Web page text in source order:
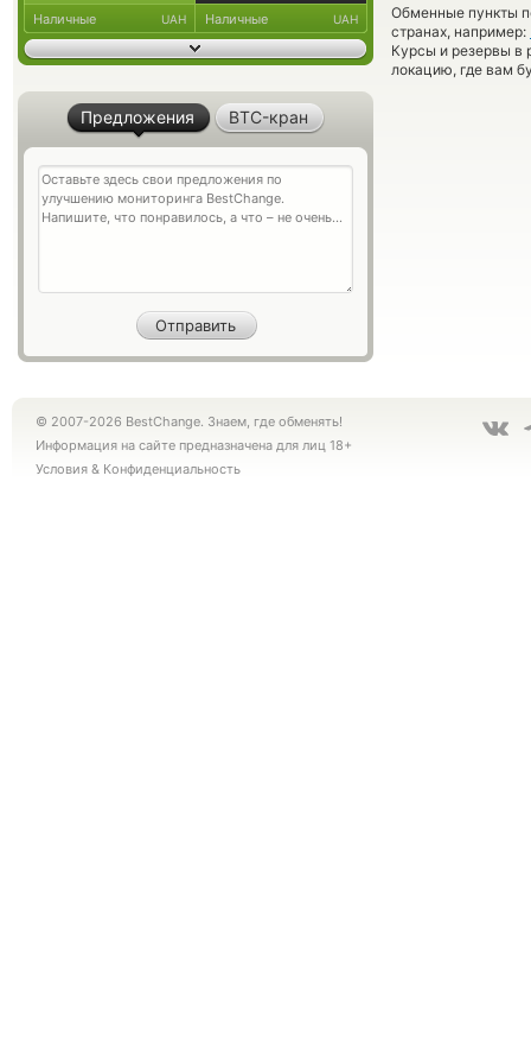
Обменные пункты
странах, например:
Курсы и резервы в
локацию, где вам
Наличные UAH Наличные UAH
Предложения BTC-кран
© 2007-2026 BestChange. Знаем, где обменять!
Информация на сайте предназначена для лиц 18+
Условия & Конфиденциальность